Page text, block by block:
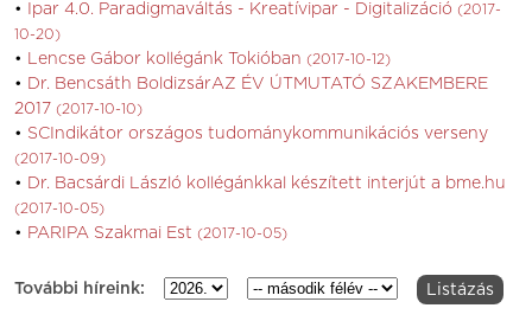
Ipar 4.0. Paradigmaváltás - Kreatívipar - Digitalizáció (2017-
10-20)
Lencse Gábor kollégánk Tokióban (2017-10-12)
Dr. Bencsáth BoldizsárAZ ÉV ÚTMUTATÓ SZAKEMBERE
2017 (2017-10-10)
SCIndikátor országos tudománykommunikációs verseny
(2017-10-09)
Dr. Bacsárdi László kollégánkkal készített interjút a bme.hu
(2017-10-05)
PARIPA Szakmai Est (2017-10-05)
További híreink: